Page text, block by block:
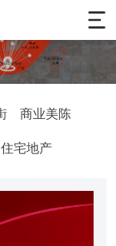
商业美陈
住宅地产